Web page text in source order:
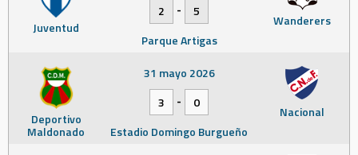
Juventud Wanderers
2
-
5
Parque Artigas
Deportivo
Maldonado
Nacional
31 mayo 2026
3
-
0
Estadio Domingo Burgueño